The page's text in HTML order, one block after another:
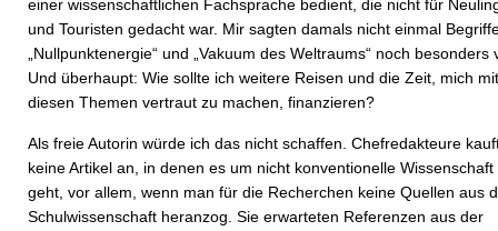
einer wissenschaftlichen Fachsprache bedient, die nicht für
und Touristen gedacht war. Mir sagten damals nicht einmal
„Nullpunktenergie“ und „Vakuum des Weltraums“ noch besonders
Und überhaupt: Wie sollte ich weitere Reisen und die Zeit, mich mit
diesen Themen vertraut zu machen, finanzieren?
Als freie Autorin würde ich das nicht schaffen. Chefredakteure
keine Artikel an, in denen es um nicht konventionelle Wissenschaft
geht, vor allem, wenn man für die Recherchen keine Quellen aus
Schulwissenschaft heranzog. Sie erwarteten Referenzen aus der